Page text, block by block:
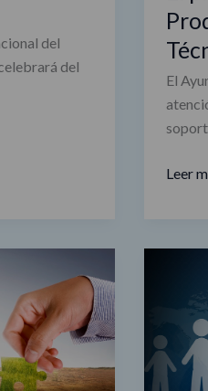
del
del
El
Leer
por